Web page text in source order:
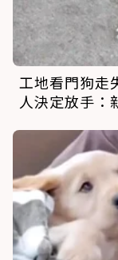
工地看門狗走
人決定放手：